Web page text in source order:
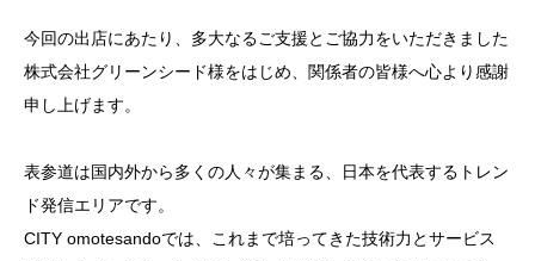
今回の出店にあたり、多大なるご支援とご協力をいただきました
株式会社グリーンシード様をはじめ、関係者の皆様へ心より感謝
申し上げます。
表参道は国内外から多くの人々が集まる、日本を代表するトレン
ド発信エリアです。
CITY omotesandoでは、これまで培ってきた技術力とサービス